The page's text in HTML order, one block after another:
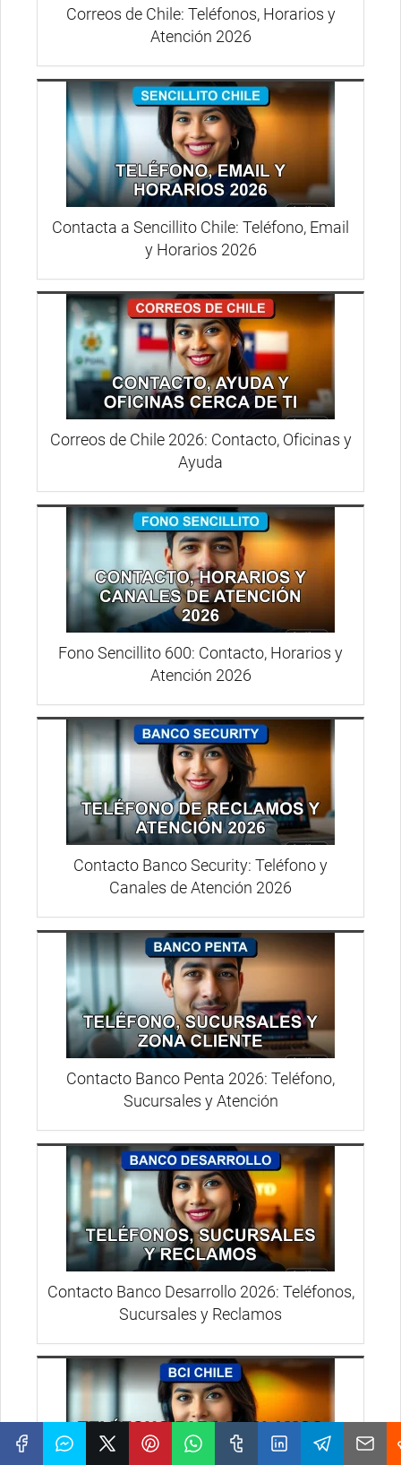
Correos de Chile: Teléfonos, Horarios y
Atención 2026
Contacta a Sencillito Chile: Teléfono, Email
y Horarios 2026
Correos de Chile 2026: Contacto, Oficinas y
Ayuda
Fono Sencillito 600: Contacto, Horarios y
Atención 2026
Contacto Banco Security: Teléfono y
Canales de Atención 2026
Contacto Banco Penta 2026: Teléfono,
Sucursales y Atención
Contacto Banco Desarrollo 2026: Teléfonos,
Sucursales y Reclamos